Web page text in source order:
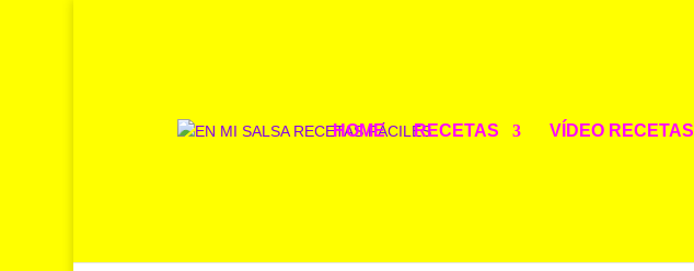
HOME RECETAS VÍDEO RECETAS